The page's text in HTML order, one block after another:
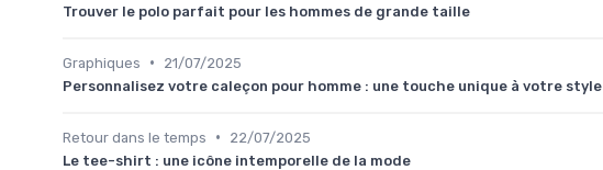
Trouver le polo parfait pour les hommes de grande taille
Graphiques •
21/07/2025
Personnalisez votre caleçon pour homme : une touche unique à votre style
Retour dans le temps •
22/07/2025
Le tee-shirt : une icône intemporelle de la mode